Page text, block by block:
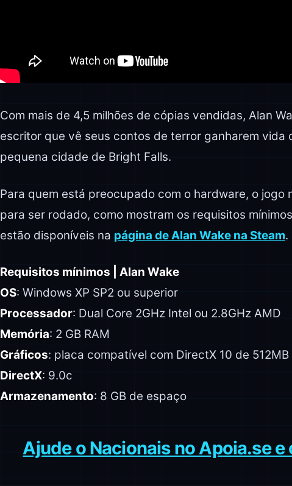
Com mais de 4,5 milhões de cópias vendidas, Alan
escritor que vê seus contos de terror ganharem vida
pequena cidade de Bright Falls.
Para quem está preocupado com o hardware, o jogo
para ser rodado, como mostram os requisitos
estão disponíveis na página de Alan Wake na Steam.
Requisitos mínimos | Alan Wake
OS: Windows XP SP2 ou superior
Processador: Dual Core 2GHz Intel ou 2.8GHz AMD
Memória: 2 GB RAM
Gráficos: placa compatível com DirectX 10 de 512MB
DirectX: 9.0c
Armazenamento: 8 GB de espaço
Ajude o Nacionais no Apoia.se